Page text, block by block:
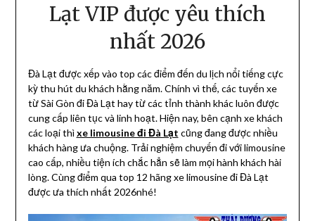
Lạt VIP được yêu thích
nhất 2026
Đà Lạt được xếp vào top các điểm đến du lịch nổi tiếng cực
kỳ thu hút du khách hằng năm. Chính vì thế, các tuyến xe
từ Sài Gòn đi Đà Lạt hay từ các tỉnh thành khác luôn được
cung cấp liên tục và linh hoạt. Hiện nay, bên cạnh xe khách
các loại thìxe limousine đi Đà Lạt cũng đang được nhiều
khách hàng ưa chuộng. Trải nghiệm chuyến đi với limousine
cao cấp, nhiều tiện ích chắc hẳn sẽ làm mọi hành khách hài
lòng. Cùng điểm qua top 12 hãng xe limousine đi Đà Lạt
được ưa thích nhất 2026nhé!